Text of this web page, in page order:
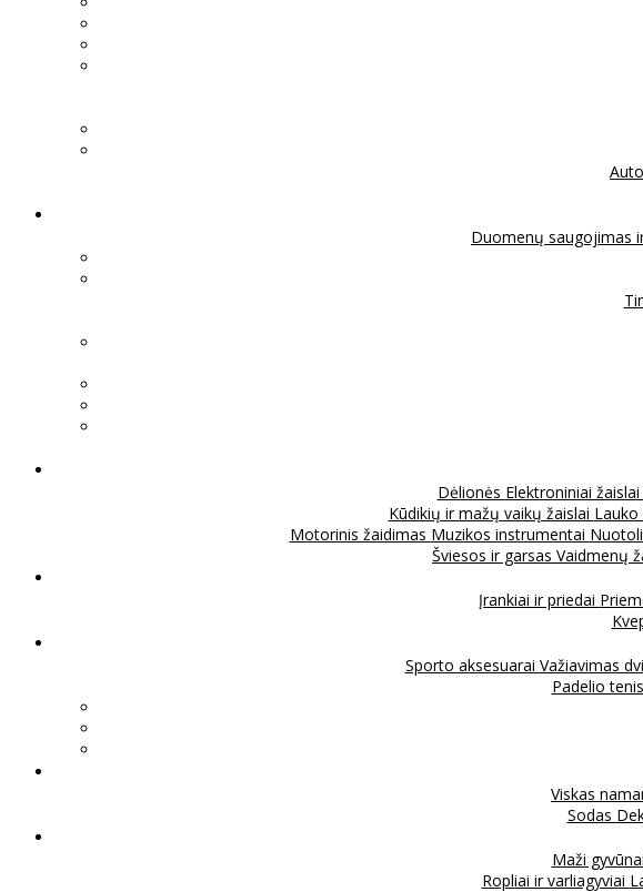
Duomenų saugojimas
Dėlionės Elektroniniai žaislai
Kūdikių ir mažų vaikų žaislai Lauko
Motorinis žaidimas Muzikos instrumentai
Šviesos ir garsas Vaidmenų
Įrankiai ir priedai
Sporto aksesuarai Važiavimas
Padelio
Viskas
Sodas
Maži gyvūnai
Ropliai ir varliagyviai